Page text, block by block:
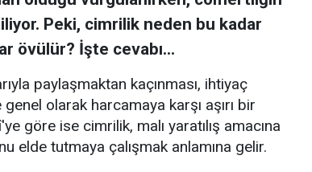
Peki, cimrilik neden bu kadar
övülür? İşte cevabı...
paylaşmaktan kaçınması, ihtiyaç
olarak harcamaya karşı aşırı bir
göre ise cimrilik, malı yaratılış amacına
elde tutmaya çalışmak anlamına gelir.